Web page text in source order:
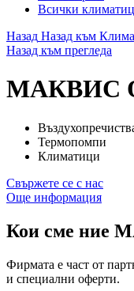
Всички
Назад Назад към
Назад към прегледа
МАКВИС
Термопомпи
Климатици
Свържете се с нас
Още информация
Кои сме ние
Фирмата е част от
и специални оферти.